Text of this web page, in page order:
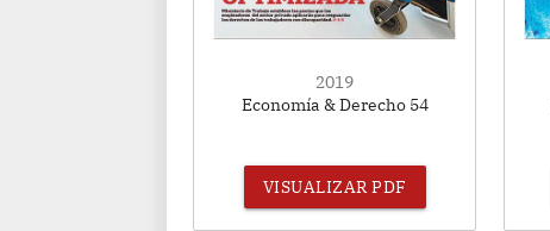
2019
Economía & Derecho 54
VISUALIZAR PDF